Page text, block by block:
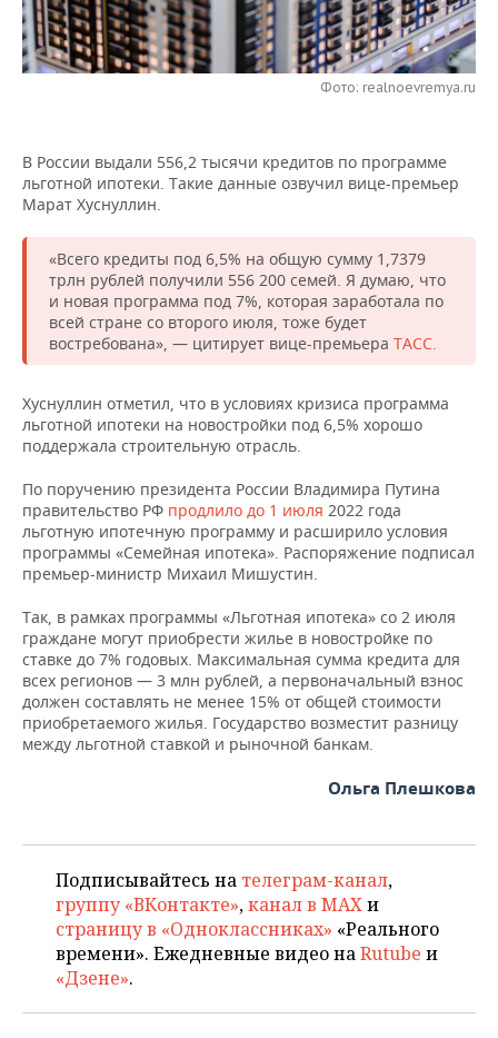
НЕФТЕХИМИЯ
НЕФТЬ
ЭНЕРГЕТИКА
РОЗНИЧНАЯ ТОРГОВЛЯ
НОВОСТИ ТЕХНОЛОГИЙ
ТЕЛЕКОММУНИКАЦИИ
МЕРОПРИЯТИЯ
БИЗНЕС-БРАНЧИ
ОТКРЫТАЯ ЛЕКЦИЯ
ФУТБОЛ
БАСКЕТБОЛ
ВОЛЕЙБОЛ
КИБЕРСПОРТ
ФИГУРНОЕ КАТАНИЕ
ВОДНЫЕ ВИДЫ СПОРТА
ХОККЕЙ С МЯЧОМ
НОВОСТИ ОБЩЕСТВА
ИНФРАСТРУКТУРА
ИСТОРИЯ
КУЛЬТУРА
МЕДИЦИНА
ОБРАЗОВАНИЕ
ПРОИСШЕСТВИЯ
ФОТОГАЛЕРЕЯ
СЮЖЕТЫ
СПРАВОЧНИК
СПИСОК ПЕРСОН
СПИСОК КОМПАНИЙ
ПОЛНАЯ ВЕРСИЯ
Фото: realnoevremya.ru
В России выдали 556,2 тысячи кредитов по программе
льготной ипотеки. Такие данные озвучил вице-премьер
Марат Хуснуллин.
«Всего кредиты под 6,5% на общую сумму 1,7379
трлн рублей получили 556 200 семей. Я думаю, что
и новая программа под 7%, которая заработала по
всей стране со второго июля, тоже будет
востребована», — цитирует вице-премьера ТАСС.
Хуснуллин отметил, что в условиях кризиса программа
льготной ипотеки на новостройки под 6,5% хорошо
поддержала строительную отрасль.
По поручению президента России Владимира Путина
правительство РФ продлило до 1 июля 2022 года
льготную ипотечную программу и расширило условия
программы «Семейная ипотека». Распоряжение подписал
премьер-министр Михаил Мишустин.
Так, в рамках программы «Льготная ипотека» со 2 июля
граждане могут приобрести жилье в новостройке по
ставке до 7% годовых. Максимальная сумма кредита для
всех регионов — 3 млн рублей, а первоначальный взнос
должен составлять не менее 15% от общей стоимости
приобретаемого жилья. Государство возместит разницу
между льготной ставкой и рыночной банкам.
Ольга Плешкова
Подписывайтесь на телеграм-канал,
группу «ВКонтакте»,канал в MAXи
страницу в «Одноклассниках» «Реального
времени». Ежедневные видео наRutube и
«Дзене».